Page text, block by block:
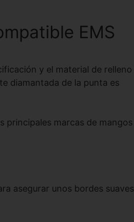
EMS
y el material de relleno
diamantada de la punta es
principales marcas de mangos
asegurar unos bordes suaves